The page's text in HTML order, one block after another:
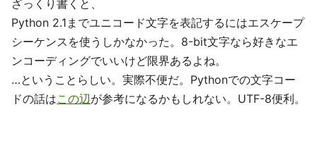
ざっくり書くと、
Python 2.1までユニコード文字を表記するにはエスケープ
シーケンスを使うしかなかった。8-bit文字なら好きなエ
ンコーディングでいいけど限界あるよね。
…ということらしい。実際不便だ。Pythonでの文字コー
ドの話はこの辺が参考になるかもしれない。UTF-8便利。